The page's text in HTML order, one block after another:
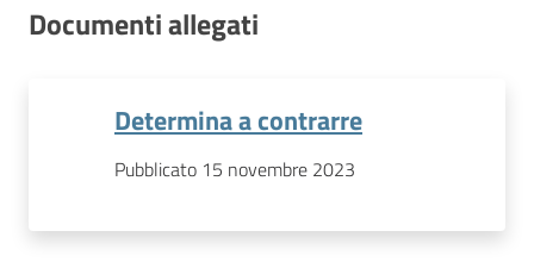
Documenti allegati
Determina a contrarre
Pubblicato 15 novembre 2023